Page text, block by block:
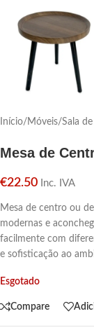
Início/ Móveis/Sala
Mesa de
€22.50 Inc. IVA
Mesa de centro ou
modernas e
facilmente com
e sofisticação ao
Esgotado
Compare